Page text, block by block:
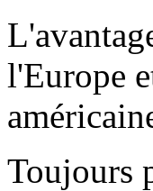
l'Europe
Toujours